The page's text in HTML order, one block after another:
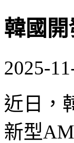
韓國
2025-
近日，
新型